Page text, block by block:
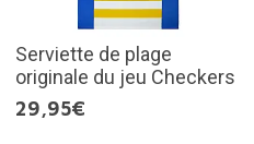
Serviette de plage
originale du jeu Checkers
29,95€